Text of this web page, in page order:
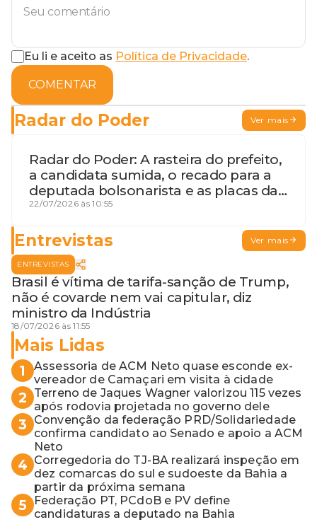
Eu li e aceito as Política de Privacidade.
COMENTAR
Radar do Poder Ver mais
Radar do Poder: A rasteira do prefeito,
a candidata sumida, o recado para a
deputada bolsonarista e as placas da
discórdia
22/07/2026 às 10:55
Entrevistas Ver mais
ENTREVISTAS
Brasil é vítima de tarifa-sanção de Trump,
não é covarde nem vai capitular, diz
ministro da Indústria
18/07/2026 às 11:55
Mais Lidas
1
Assessoria de ACM Neto quase esconde ex-
vereador de Camaçari em visita à cidade
2
Terreno de Jaques Wagner valorizou 115 vezes
após rodovia projetada no governo dele
3
Convenção da federação PRD/Solidariedade
confirma candidato ao Senado e apoio a ACM
Neto
4 Corregedoria do TJ-BA realizará inspeção em
dez comarcas do sul e sudoeste da Bahia a
partir da próxima semana
5
Federação PT, PCdoB e PV define
candidaturas a deputado na Bahia